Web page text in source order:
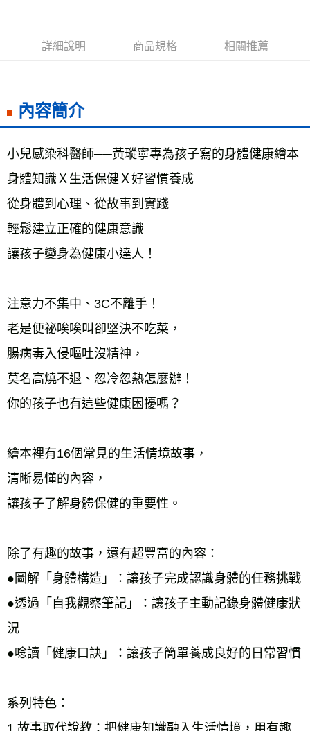
7-11取貨付款
每筆NT$60，滿NT$799(含以上)免運費
每筆NT$70，滿NT$799(含以上)免運費
離島宅配
每筆NT$200，滿NT$99,999(含以上)免運費
海外叢書運費
詳細說明 商品規格 相關推薦
內容簡介
小兒感染科醫師──黃瑽寧專為孩子寫的身體健康繪本
身體知識Ｘ生活保健Ｘ好習慣養成
從身體到心理、從故事到實踐
輕鬆建立正確的健康意識
讓孩子變身為健康小達人！
注意力不集中、3C不離手！
老是便祕唉唉叫卻堅決不吃菜，
腸病毒入侵嘔吐沒精神，
莫名高燒不退、忽冷忽熱怎麼辦！
你的孩子也有這些健康困擾嗎？
繪本裡有16個常見的生活情境故事，
清晰易懂的內容，
讓孩子了解身體保健的重要性。
除了有趣的故事，還有超豐富的內容：
●圖解「身體構造」：讓孩子完成認識身體的任務挑戰
●透過「自我觀察筆記」：讓孩子主動記錄身體健康狀
況
●唸讀「健康口訣」：讓孩子簡單養成良好的日常習慣
系列特色：
1.故事取代說教：把健康知識融入生活情境，用有趣